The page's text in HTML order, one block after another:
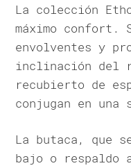
La colección
máximo confort.
envolventes y
inclinación del
recubierto de
conjugan en una
La butaca, que
bajo o respaldo